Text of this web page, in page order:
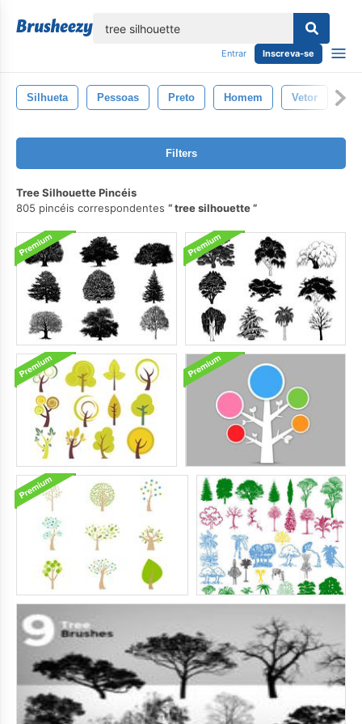
Entrar Inscreva-se
Silhueta Pessoas Preto Homem Vetor
Filters
Tree Silhouette Pincéis
805 pincéis correspondentes
tree silhouette